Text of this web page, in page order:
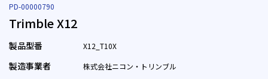
PD-00000790
Trimble X12
製品型番 X12_T10X
製造事業者 株式会社ニコン・トリンブル